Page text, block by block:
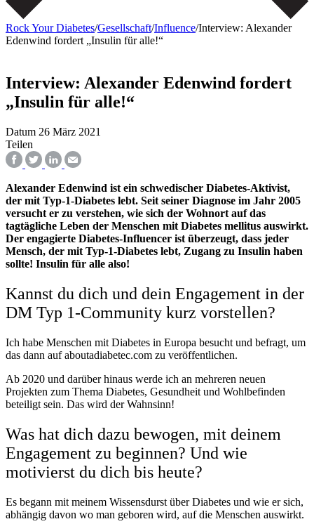
Rock Your Diabetes/Gesellschaft/Influence/Interview: Alexander
Edenwind fordert „Insulin für alle!“
Interview: Alexander Edenwind fordert
„Insulin für alle!“
Datum 26 März 2021
Teilen
Alexander Edenwind ist ein schwedischer Diabetes-Aktivist,
der mit Typ-1-Diabetes lebt. Seit seiner Diagnose im Jahr 2005
versucht er zu verstehen, wie sich der Wohnort auf das
tagtägliche Leben der Menschen mit Diabetes mellitus auswirkt.
Der engagierte Diabetes-Influencer ist überzeugt, dass jeder
Mensch, der mit Typ-1-Diabetes lebt, Zugang zu Insulin haben
sollte! Insulin für alle also!
Kannst du dich und dein Engagement in der
DM Typ 1-Community kurz vorstellen?
Ich habe Menschen mit Diabetes in Europa besucht und befragt, um
das dann auf aboutadiabetec.com zu veröffentlichen.
Ab 2020 und darüber hinaus werde ich an mehreren neuen
Projekten zum Thema Diabetes, Gesundheit und Wohlbefinden
beteiligt sein. Das wird der Wahnsinn!
Was hat dich dazu bewogen, mit deinem
Engagement zu beginnen? Und wie
motivierst du dich bis heute?
Es begann mit meinem Wissensdurst über Diabetes und wie er sich,
abhängig davon wo man geboren wird, auf die Menschen auswirkt.